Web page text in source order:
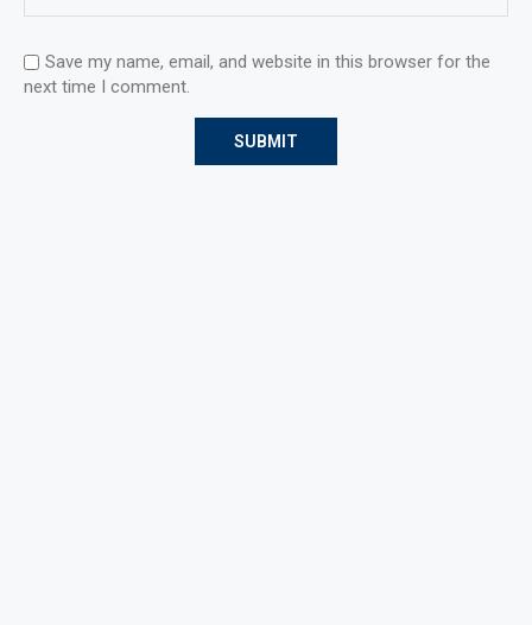
Save my name, email, and website in this browser for the
next time I comment.